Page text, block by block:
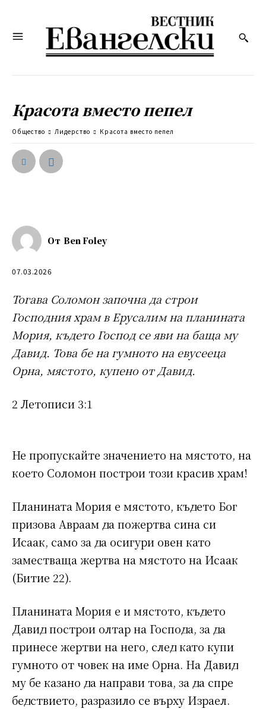
Красота вместо пепел
Общество Лидерство Красота вместо пепел
От Ben Foley
07.03.2026
Тогава Соломон започна да строи
Господния храм в Eрусалим на планината
Мория, където Господ се яви на баща му
Давид. Това бе на гумното на евусееца
Орна, мястото, купено от Давид.
2 Летописи 3:1
Не пропускайте значението на мястото, на
което Соломон построи този красив храм!
Планината Мория е мястото, където Бог
призова Авраам да пожертва сина си
Исаак, само за да осигури овен като
заместваща жертва на мястото на Исаак
(Битие 22).
Планината Мория е и мястото, където
Давид построи олтар на Господа, за да
принесе жертви на него, след като купи
гумното от човек на име Орна. На Давид
му бе казано да направи това, за да спре
бедствието, разразило се върху Израел.